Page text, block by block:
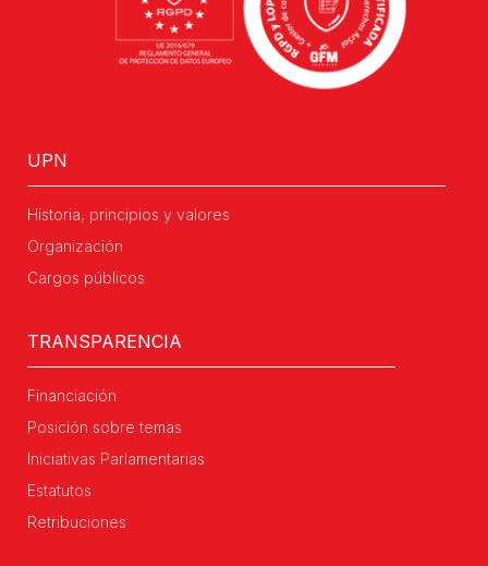
UPN
Historia, principios y valores
Organización
Cargos públicos
TRANSPARENCIA
Financiación
Posición sobre temas
Iniciativas Parlamentarias
Estatutos
Retribuciones